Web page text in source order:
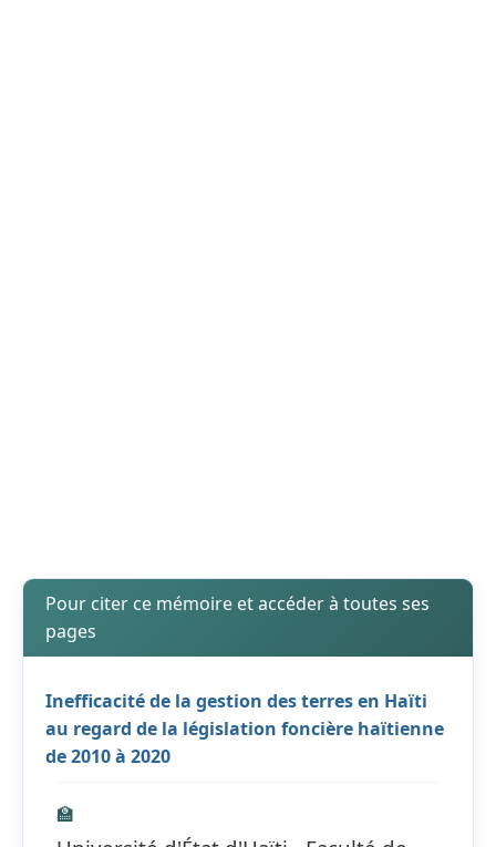
Pour citer ce mémoire et accéder à toutes ses
pages
Inefficacité de la gestion des terres en Haïti
au regard de la législation foncière haïtienne
de 2010 à 2020
🏫